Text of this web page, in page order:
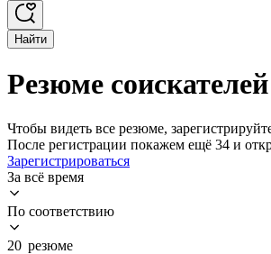
Найти
Резюме
Чтобы видеть все резюме,
После регистрации покажем ещё 34 и
Зарегистрироваться
За всё время
По соответствию
20 резюме